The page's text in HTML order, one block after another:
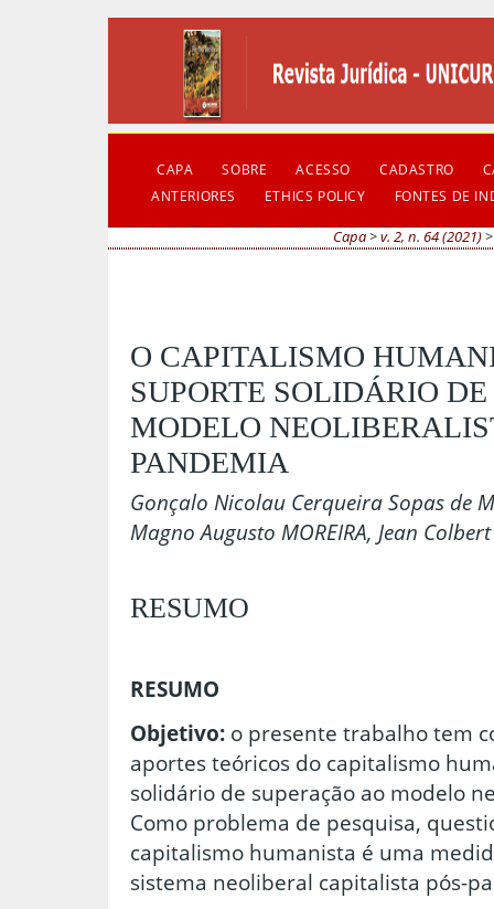
CAPA SOBRE ACESSO CADASTRO
ANTERIORES
ETHICS POLICY FONTES DE
Capa>v. 2, n. 64 (2021)
O CAPITALISMO
SUPORTE SOLIDÁRIO
MODELO
PANDEMIA
Gonçalo Nicolau Cerqueira Sopas de
Magno Augusto MOREIRA, Jean Colbert
RESUMO
RESUMO
Objetivo: o presente trabalho tem
aportes teóricos do capitalismo
solidário de superação ao modelo
Como problema de pesquisa,
capitalismo humanista é uma
sistema neoliberal capitalista pós-